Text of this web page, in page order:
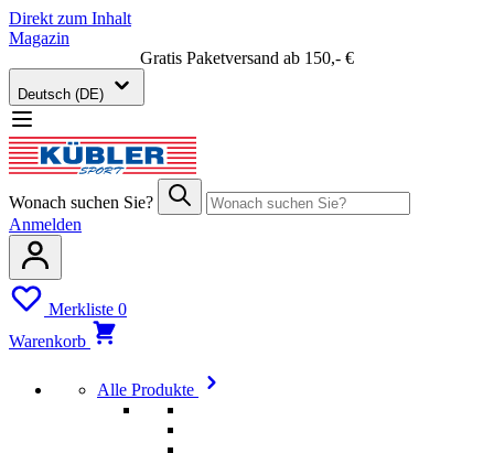
Direkt zum Inhalt
Magazin
Gratis Paketversand ab 150,- €
Deutsch (DE)
Wonach suchen Sie?
Anmelden
Merkliste 0
Warenkorb
Alle Produkte